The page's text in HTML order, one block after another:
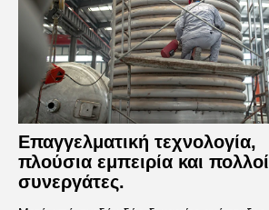
Επαγγελματική τεχνολογία,
πλούσια εμπειρία και πολλοί
συνεργάτες.